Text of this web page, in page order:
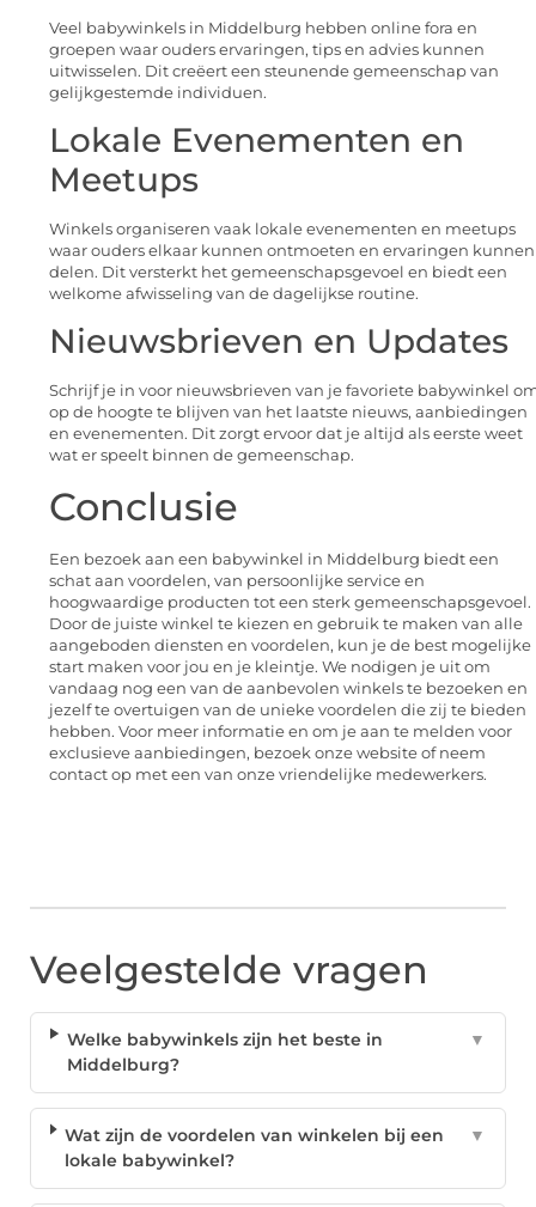
Veel babywinkels in Middelburg hebben online fora en
groepen waar ouders ervaringen, tips en advies kunnen
uitwisselen. Dit creëert een steunende gemeenschap van
gelijkgestemde individuen.
Lokale Evenementen en
Meetups
Winkels organiseren vaak lokale evenementen en meetups
waar ouders elkaar kunnen ontmoeten en ervaringen kunnen
delen. Dit versterkt het gemeenschapsgevoel en biedt een
welkome afwisseling van de dagelijkse routine.
Nieuwsbrieven en Updates
Schrijf je in voor nieuwsbrieven van je favoriete babywinkel
op de hoogte te blijven van het laatste nieuws, aanbiedingen
en evenementen. Dit zorgt ervoor dat je altijd als eerste weet
wat er speelt binnen de gemeenschap.
Conclusie
Een bezoek aan een babywinkel in Middelburg biedt een
schat aan voordelen, van persoonlijke service en
hoogwaardige producten tot een sterk gemeenschapsgevoel.
Door de juiste winkel te kiezen en gebruik te maken van alle
aangeboden diensten en voordelen, kun je de best mogelijke
start maken voor jou en je kleintje. We nodigen je uit om
vandaag nog een van de aanbevolen winkels te bezoeken en
jezelf te overtuigen van de unieke voordelen die zij te bieden
hebben. Voor meer informatie en om je aan te melden voor
exclusieve aanbiedingen, bezoek onze website of neem
contact op met een van onze vriendelijke medewerkers.
Veelgestelde vragen
Welke babywinkels zijn het beste in
Middelburg?
▼
Wat zijn de voordelen van winkelen bij een
lokale babywinkel?
▼